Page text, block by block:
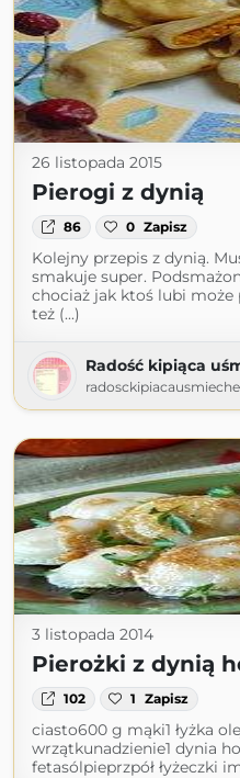
26 listopada 2015
Pierogi z dynią
86 0 Zapisz
Kolejny przepis z dynią.
smakuje super.
chociaż jak ktoś lubi
też (...)
Radość kipiąca
3 listopada 2014
Pierożki z dynią
102 1 Zapisz
ciasto600 g mąki1 łyżka
wrzątkunadzienie1 dynia
fetasólpieprzpół łyżeczki